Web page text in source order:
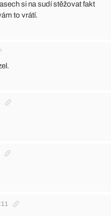
si na sudí stěžovat fakt
to vrátí.